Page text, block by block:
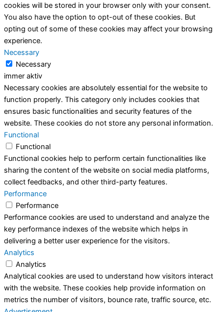
cookies will be stored in your browser only with your consent.
You also have the option to opt-out of these cookies. But
opting out of some of these cookies may affect your browsing
experience.
Necessary
Necessary
immer aktiv
Necessary cookies are absolutely essential for the website to
function properly. This category only includes cookies that
ensures basic functionalities and security features of the
website. These cookies do not store any personal information.
Functional
Functional
Functional cookies help to perform certain functionalities like
sharing the content of the website on social media platforms,
collect feedbacks, and other third-party features.
Performance
Performance
Performance cookies are used to understand and analyze the
key performance indexes of the website which helps in
delivering a better user experience for the visitors.
Analytics
Analytics
Analytical cookies are used to understand how visitors interact
with the website. These cookies help provide information on
metrics the number of visitors, bounce rate, traffic source, etc.